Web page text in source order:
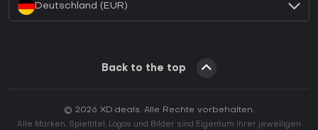
Deutschland (EUR)
Back to the top
© 2026 XD.deals. Alle Rechte vorbehalten.
Alle Marken, Spieltitel, Logos und Bilder sind Eigentum ihrer jeweiligen